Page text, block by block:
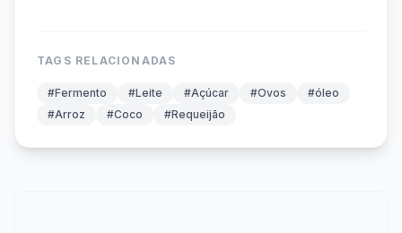
TAGS RELACIONADAS
#Fermento #Leite #Açúcar #Ovos
#óleo
#Arroz
#Coco #Requeijão